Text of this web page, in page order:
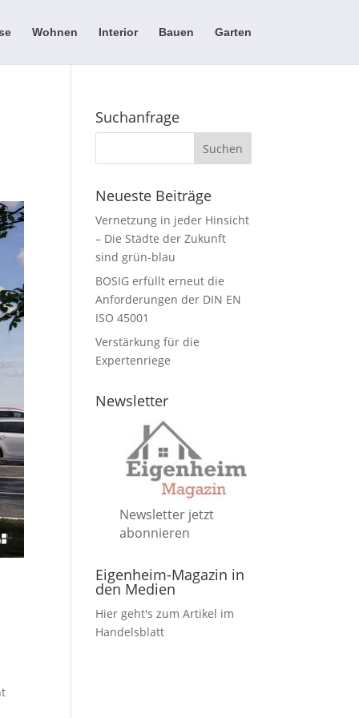
Wohnen Interior Bauen Garten
Suchanfrage
Neueste Beiträge
Vernetzung in jeder Hinsicht
– Die Städte der Zukunft
sind grün-blau
BOSIG erfüllt erneut die
Anforderungen der DIN EN
ISO 45001
Verstärkung für die
Expertenriege
Newsletter
Newsletter jetzt
abonnieren
Eigenheim-Magazin in
den Medien
Hier geht's zum Artikel im
Handelsblatt